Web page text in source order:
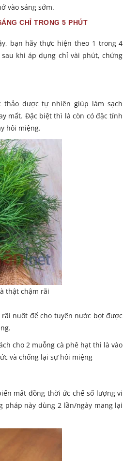
vào sáng sớm.
CHỈ TRONG 5 PHÚT
bạn hãy thực hiện theo 1 trong 4
khi áp dụng chỉ vài phút, chứng
dược tự nhiên giúp làm sạch
mất. Đặc biệt thì là còn có đặc tính
hôi miệng.
thật chậm rãi
nuốt để cho tuyến nước bọt được
cho 2 muỗng cà phê hạt thì là vào
và chống lại sự hôi miệng
mất đồng thời ức chế số lượng vi
pháp này dùng 2 lần/ngày mang lại